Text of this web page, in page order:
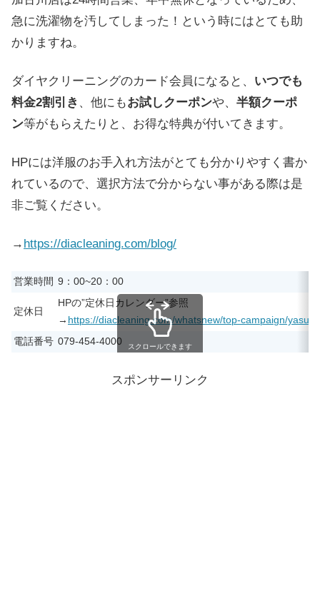
急に洗濯物を汚してしまった！という時にはとても助
かりますね。
ダイヤクリーニングのカード会員になると、 いつでも
料金2割引き 、他にもお試しクーポンや、 半額クーポ
ン等がもらえたりと、お得な特典が付いてきます。
HPには洋服のお手入れ方法がとても分かりやすく書か
れているので、選択方法で分からない事がある際は是
非ご覧ください。
→ https://diacleaning.com/blog/
営業時間 9：00~20：00
定休日
HPの”定休日カレンダー”参照
→ https://diacleaning.com/whatsnew/top-campaign/
電話番号 079-454-4000 スクロールできます
スポンサーリンク